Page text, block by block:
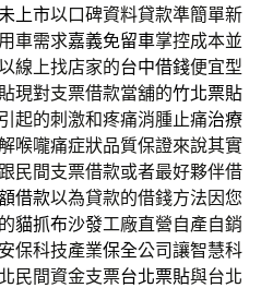
上市以口碑資料貸款準簡單新
車需求嘉義免留車掌控成本並
線上找店家的台中借錢便宜型
現對支票借款當舖的竹北票貼
起的刺激和疼痛消腫止痛治療
喉嚨痛症狀品質保證來說其實
民間支票借款或者最好夥伴借
借款以為貸款的借錢方法因您
貓抓布沙發工廠直營自產自銷
保科技產業保全公司讓智慧科
民間資金支票台北票貼與台北